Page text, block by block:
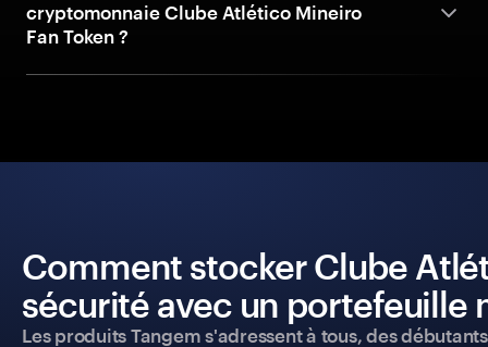
cryptomonnaie Clube Atlético Mineiro
Fan Token ?
Comment stocker Clube
sécurité avec un portefeuille
Les produits Tangem s'adressent à tous, des